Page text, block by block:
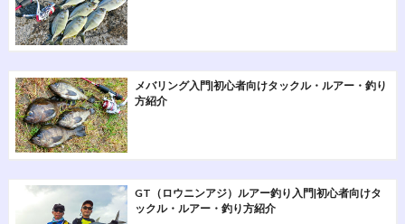
メバリング入門|初心者向けタックル・ルアー・釣り
方紹介
GT（ロウニンアジ）ルアー釣り入門|初心者向けタ
ックル・ルアー・釣り方紹介